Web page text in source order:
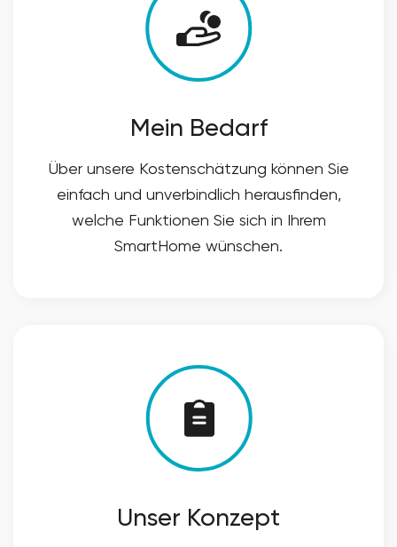
Mein Bedarf
Über unsere Kostenschätzung können Sie
einfach und unverbindlich herausfinden,
welche Funktionen Sie sich in Ihrem
SmartHome wünschen.
Unser Konzept